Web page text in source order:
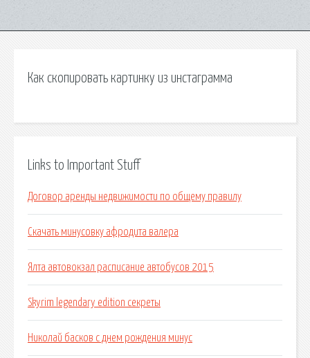
Как скопировать картинку из инстаграмма
Links to Important Stuff
Договор аренды недвижимости по общему правилу
Скачать минусовку афродита валера
Ялта автовокзал расписание автобусов 2015
Skyrim legendary edition секреты
Николай басков с днем рождения минус